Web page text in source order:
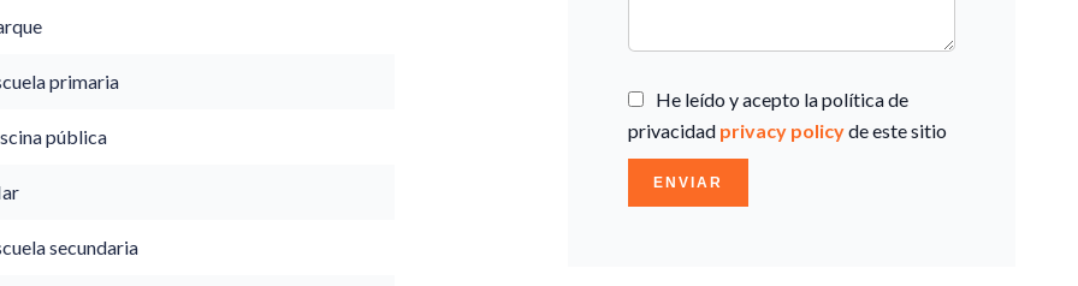
primaria
pública
secundaria
He leído y acepto la política de
privacidad privacy policyde este sitio
ENVIAR